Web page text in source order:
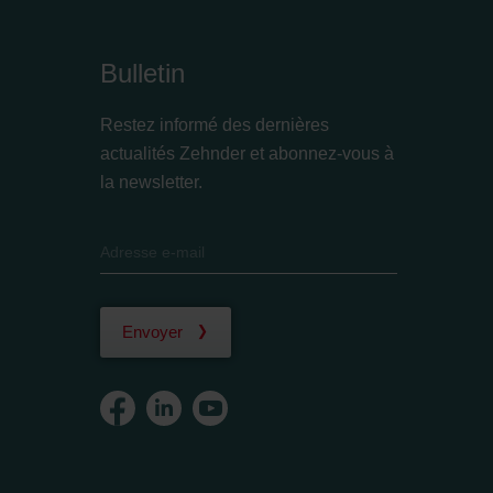
Bulletin
Restez informé des dernières
actualités Zehnder et abonnez-vous à
la newsletter.
Envoyer